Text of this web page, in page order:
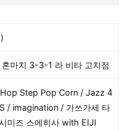
혼마치 3-3-1 라 비타 고치점
Step Pop Corn / Jazz 4
/ imagination / 가쓰가세 타
미즈 스에히사 with EIJI